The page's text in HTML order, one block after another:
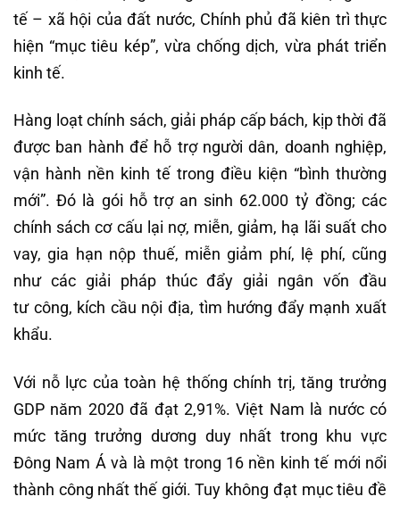
tế – xã hội của đất nước, Chính phủ đã kiên trì thực
hiện “mục tiêu kép”, vừa chống dịch, vừa phát triển
kinh tế.
Hàng loạt chính sách, giải pháp cấp bách, kịp thời đã
được ban hành để hỗ trợ người dân, doanh nghiệp,
vận hành nền kinh tế trong điều kiện “bình thường
mới”. Đó là gói hỗ trợ an sinh 62.000 tỷ đồng; các
chính sách cơ cấu lại nợ, miễn, giảm, hạ lãi suất cho
vay, gia hạn nộp thuế, miễn giảm phí, lệ phí, cũng
như các giải pháp thúc đẩy giải ngân vốn đầu
tư công, kích cầu nội địa, tìm hướng đẩy mạnh xuất
khẩu.
Với nỗ lực của toàn hệ thống chính trị, tăng trưởng
GDP năm 2020 đã đạt 2,91%. Việt Nam là nước có
mức tăng trưởng dương duy nhất trong khu vực
Đông Nam Á và là một trong 16 nền kinh tế mới nổi
thành công nhất thế giới. Tuy không đạt mục tiêu đề